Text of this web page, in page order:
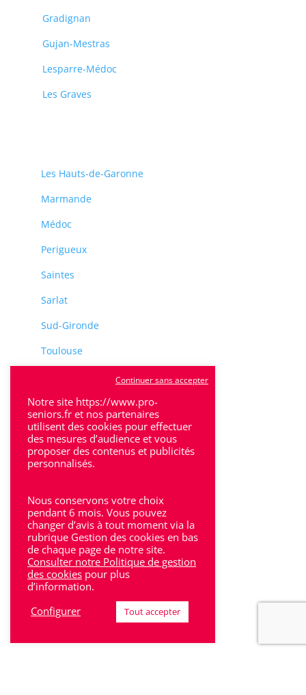
Gradignan
Gujan-Mestras
Lesparre-Médoc
Les Graves
Les Hauts-de-Garonne
Marmande
Médoc
Perigueux
Saintes
Sarlat
Sud-Gironde
Toulouse
Villeneuve-Sur-Lot
Bron
Lyon
Lyon 6
Villeurbanne
Calluire
Notre site https://www.pro-
seniors.fr et nos partenaires
utilisent des cookies pour effectuer
des mesures d’audience et vous
proposer des contenus et publicités
personnalisés.
Nous conservons votre choix
pendant 6 mois. Vous pouvez
changer d’avis à tout moment via la
rubrique Gestion des cookies en bas
de chaque page de notre site.
Consulter notre Politique de gestion
des cookies pour plus
d’information.
Configurer
Continuer sans accepter
Tout accepter